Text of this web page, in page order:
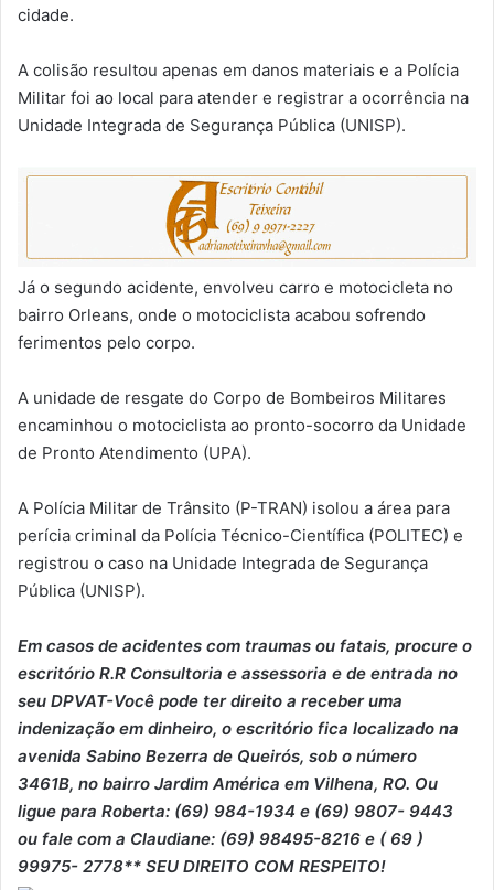
cidade.
A colisão resultou apenas em danos materiais e a Polícia
Militar foi ao local para atender e registrar a ocorrência na
Unidade Integrada de Segurança Pública (UNISP).
Já o segundo acidente, envolveu carro e motocicleta no
bairro Orleans, onde o motociclista acabou sofrendo
ferimentos pelo corpo.
A unidade de resgate do Corpo de Bombeiros Militares
encaminhou o motociclista ao pronto-socorro da Unidade
de Pronto Atendimento (UPA).
A Polícia Militar de Trânsito (P-TRAN) isolou a área para
perícia criminal da Polícia Técnico-Científica (POLITEC) e
registrou o caso na Unidade Integrada de Segurança
Pública (UNISP).
Em casos de acidentes com traumas ou fatais, procure o
escritório R.R Consultoria e assessoria e de entrada no
seu DPVAT-Você pode ter direito a receber uma
indenização em dinheiro, o escritório fica localizado na
avenida Sabino Bezerra de Queirós, sob o número
3461B, no bairro Jardim América em Vilhena, RO. Ou
ligue para Roberta: (69) 984-1934 e (69) 9807- 9443
ou fale com a Claudiane: (69) 98495-8216 e ( 69 )
99975- 2778** SEU DIREITO COM RESPEITO!